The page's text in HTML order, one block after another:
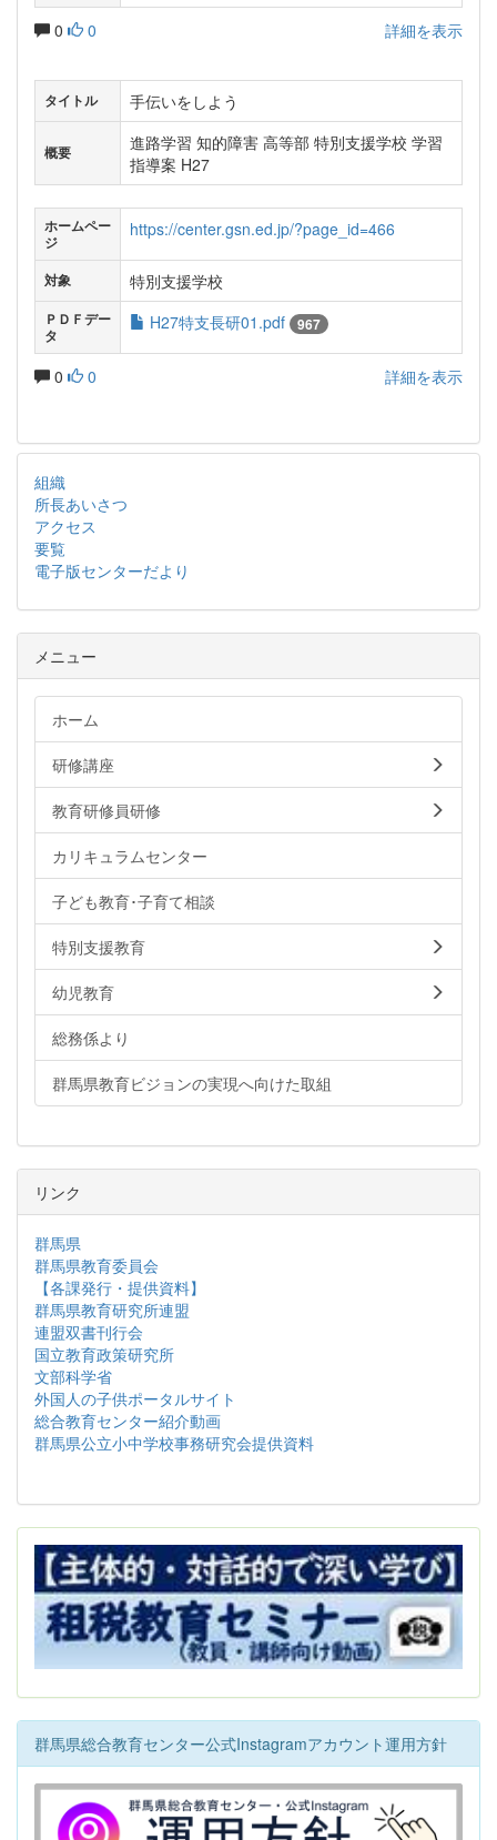
0 0 詳細を表示
タイトル 手伝いをしよう
概要
進路学習 知的障害 高等部 特別支援学校 学習
指導案 H27
ホームペー
ジ
https://center.gsn.ed.jp/?page_id=466
対象 特別支援学校
ＰＤＦデー
タ
H27特支長研01.pdf 967
0 0 詳細を表示
組織
所長あいさつ
アクセス
要覧
電子版センターだより
メニュー
ホーム
研修講座
教育研修員研修
カリキュラムセンター
子ども教育･子育て相談
特別支援教育
幼児教育
総務係より
群馬県教育ビジョンの実現へ向けた取組
リンク
群馬県
群馬県教育委員会
【各課発行・提供資料】
群馬県教育研究所連盟
連盟双書刊行会
国立教育政策研究所
文部科学省
外国人の子供ポータルサイト
総合教育センター紹介動画
群馬県公立小中学校事務研究会提供資料
群馬県総合教育センター公式Instagramアカウント運用方針